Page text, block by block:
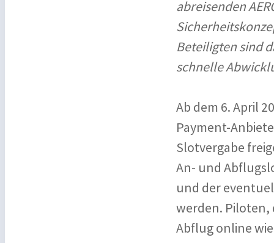
abreisenden
Beteiligten sind
schnelle
Ab dem 6. April
Payment-
Slotvergabe
An- und
und der
werden. Piloten,
Abflug online